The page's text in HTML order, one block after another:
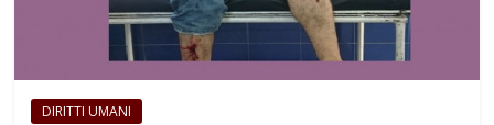
DIRITTI UMANI